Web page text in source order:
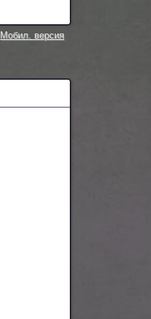
Мобил. версия